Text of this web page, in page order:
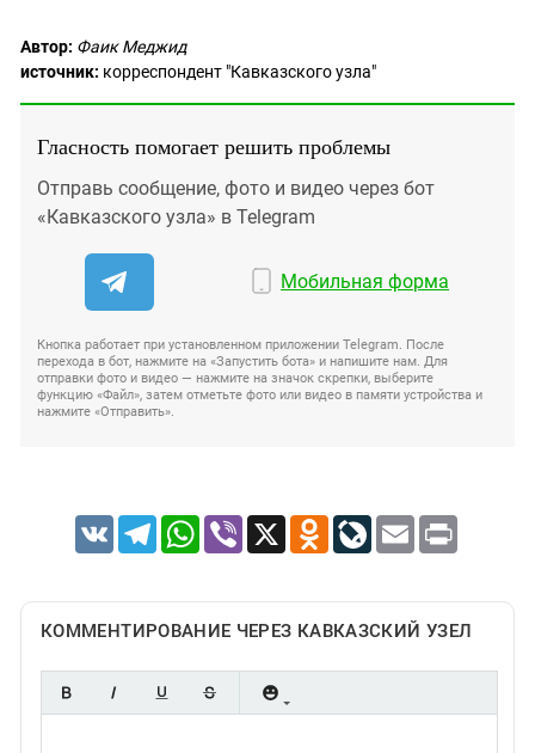
Автор: Фаик Меджид
источник: корреспондент "Кавказского узла"
Гласность помогает решить проблемы
Отправь сообщение, фото и видео через бот
«Кавказского узла» в Telegram
Мобильная форма
Кнопка работает при установленном приложении Telegram. После
перехода в бот, нажмите на «Запустить бота» и напишите нам. Для
отправки фото и видео — нажмите на значок скрепки, выберите
функцию «Файл», затем отметьте фото или видео в памяти устройства и
нажмите «Отправить».
VK TelegramWhatsApp
Viber X Odnoklassniki
LiveJournal
Email Print
КОММЕНТИРОВАНИЕ ЧЕРЕЗ КАВКАЗСКИЙ УЗЕЛ